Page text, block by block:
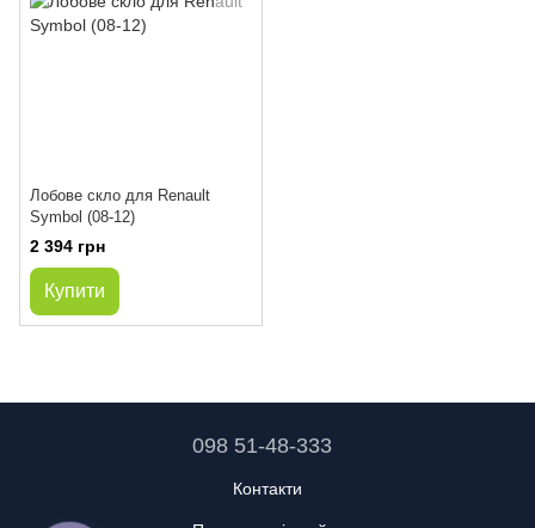
Лобове скло для Renault
Symbol (08-12)
2 394 грн
Купити
098 51-48-333
Контакти